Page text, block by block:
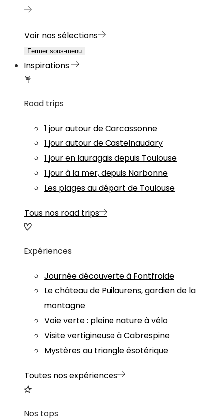
Voir nos sélections
Fermer sous-menu
Inspirations
Road trips
1 jour autour de Carcassonne
1 jour autour de Castelnaudary
1 jour en lauragais depuis Toulouse
1 jour à la mer, depuis Narbonne
Les plages au départ de Toulouse
Tous nos road trips
Expériences
Journée découverte à Fontfroide
Le château de Puilaurens, gardien de la
montagne
Voie verte : pleine nature à vélo
Visite vertigineuse à Cabrespine
Mystères au triangle ésotérique
Toutes nos expériences
Nos tops